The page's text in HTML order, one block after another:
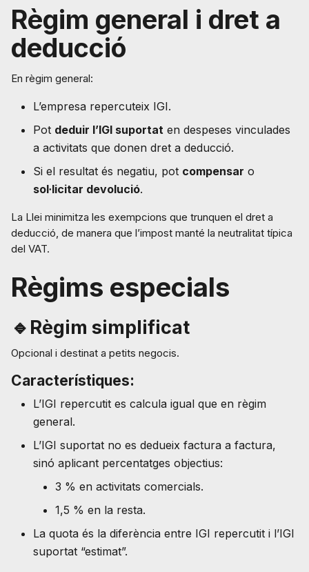
Règim general i dret a
deducció
En règim general:
L’empresa repercuteix IGI.
Pot deduir l’IGI suportat en despeses vinculades
a activitats que donen dret a deducció.
Si el resultat és negatiu, pot compensar o
sol·licitar devolució.
La Llei minimitza les exempcions que trunquen el dret a
deducció, de manera que l’impost manté la neutralitat típica
del VAT.
Règims especials
🔹Règim simplificat
Opcional i destinat a petits negocis.
Característiques:
L’IGI repercutit es calcula igual que en règim
general.
L’IGI suportat no es dedueix factura a factura,
sinó aplicant percentatges objectius:
3 % en activitats comercials.
1,5 % en la resta.
La quota és la diferència entre IGI repercutit i l’IGI
suportat “estimat”.